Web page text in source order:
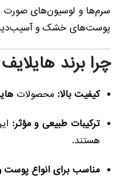
سرم‌ها و لوسیون‌های صورت
پوست‌های خشک و
چرا برند
کیفیت بالا: محصولات
ترکیبات طبیعی و مؤثر:
هستند.
مناسب برای انواع پوست